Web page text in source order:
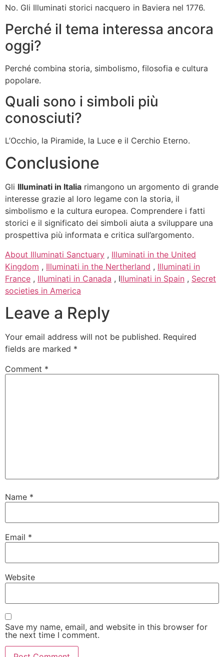
No. Gli Illuminati storici nacquero in Baviera nel 1776.
Perché il tema interessa ancora
oggi?
Perché combina storia, simbolismo, filosofia e cultura
popolare.
Quali sono i simboli più
conosciuti?
L’Occhio, la Piramide, la Luce e il Cerchio Eterno.
Conclusione
Gli Illuminati in Italia rimangono un argomento di grande
interesse grazie al loro legame con la storia, il
simbolismo e la cultura europea. Comprendere i fatti
storici e il significato dei simboli aiuta a sviluppare una
prospettiva più informata e critica sull’argomento.
About Illuminati Sanctuary , Illuminati in the United
Kingdom , Illuminati in the Nertherland , Illuminati in
France , Illuminati in Canada , Illuminati in Spain , Secret
societies in America
Leave a Reply
Your email address will not be published. Required
fields are marked *
Comment *
Name *
Email *
Website
Save my name, email, and website in this browser for
the next time I comment.